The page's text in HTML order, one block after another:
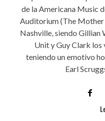
de la Americana Music
Auditorium (The
Nashville, siendo Gillian
Unit y Guy Clark los
teniendo un emotivo
Earl